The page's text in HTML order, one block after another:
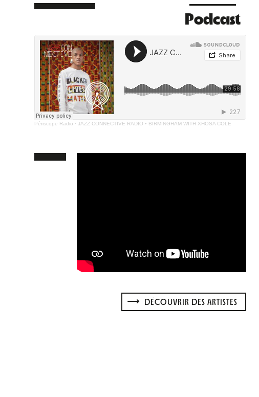
Podcast
Périscope Radio ·JAZZ CONNECTIVE RADIO • BIRMINGHAM WITH XHOSA COLE
DÉCOUVRIR DES ARTISTES